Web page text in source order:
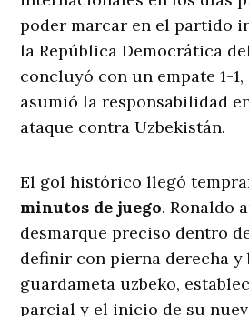
poder marcar en el partido
la República Democrática
concluyó con un empate 1-
asumió la responsabilidad
ataque contra Uzbekistán.
El gol histórico llegó
minutos de juego. Ronaldo
desmarque preciso dentro
definir con pierna derecha y
guardameta uzbeko,
parcial y el inicio de su